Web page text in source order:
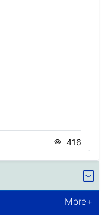
416
More+